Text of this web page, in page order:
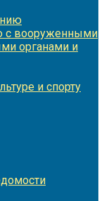
с вооруженными
органами и
и спорту